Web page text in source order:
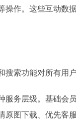
操作。这些互动
搜索功能对所有用
服务层级。基础会
图下载、优先客